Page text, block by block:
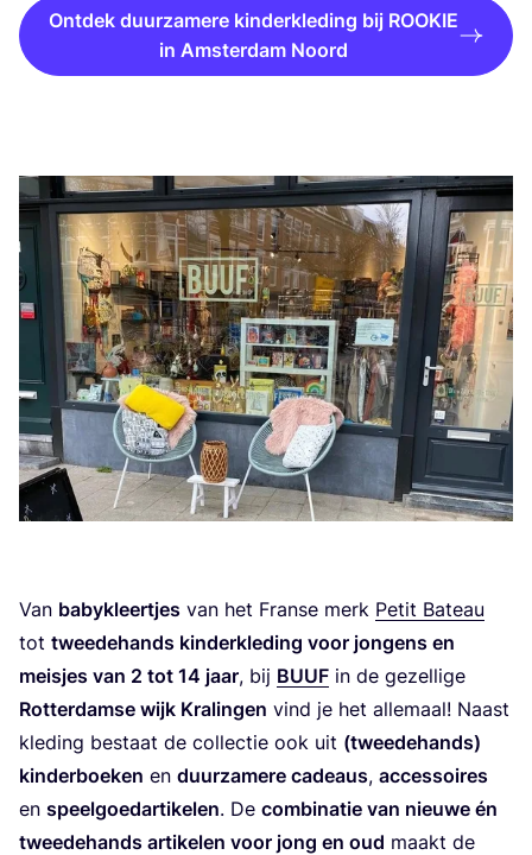
Ontdek duurzamere kinderkleding bij ROOKIE
in Amsterdam Noord
Van baby­kleer­tjes van het Fran­se merk Petit Bateau
tot twee­de­hands kin­der­kle­ding voor jon­gens en
meis­jes van 2 tot 14 jaar, bij BUUF in de gezel­li­ge
Rot­ter­dam­se wijk Kra­lin­gen vind je het alle­maal! Naast
kle­ding bestaat de col­lec­tie ook uit (twee­de­hands)
kin­der­boe­ken en duur­za­mere cadeaus, acces­soi­res
en speel­goed­ar­ti­ke­len. De com­bi­na­tie van nieu­we én
twee­de­hands arti­ke­len voor jong en oud maakt de